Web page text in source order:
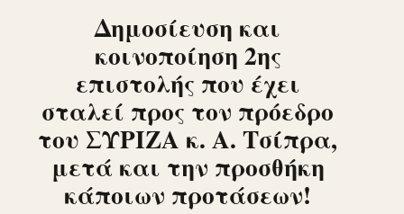
Δημοσίευση και
κοινοποίηση 2ης
επιστολής που έχει
σταλεί προς τον πρόεδρο
του ΣΥΡΙΖΑ κ. Α. Τσίπρα,
μετά και την προσθήκη
κάποιων προτάσεων!